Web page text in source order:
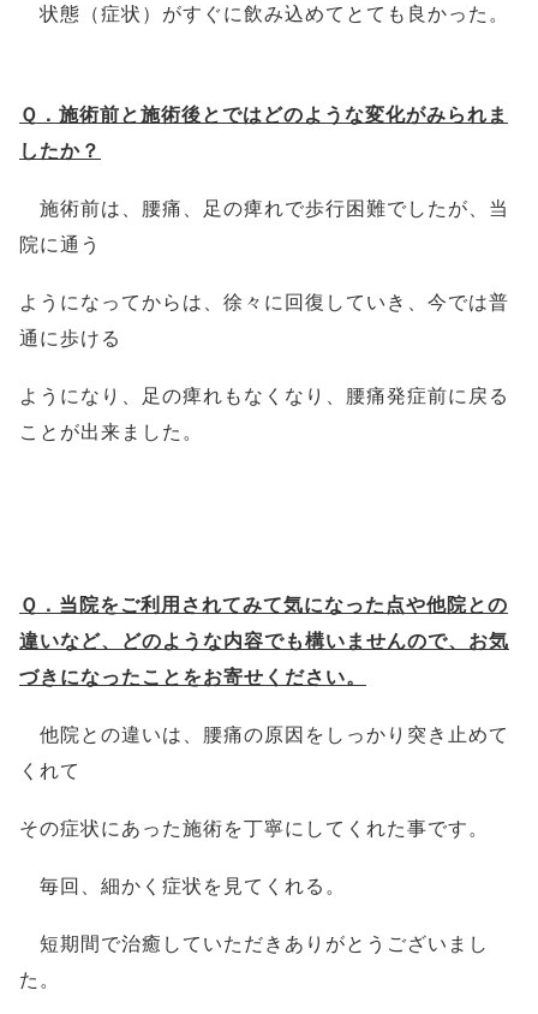
状態（症状）がすぐに飲み込めてとても良かった。
Ｑ．施術前と施術後とではどのような変化がみられま
したか？
施術前は、腰痛、足の痺れで歩行困難でしたが、当
院に通う
ようになってからは、 徐々に回復していき、今では普
通に歩ける
ようになり、
足の痺れもなくなり、腰痛発症前に戻る
ことが出来ました。
Ｑ．当院をご利用されてみて気になった点や他院との
違いなど、どのような内容でも構いませんので、お気
づきになったことをお寄せください。
他院との違いは、腰痛の原因を しっかり突き止めて
くれて
その症状にあった施術を丁寧にしてくれた事です。
毎回、細かく症状を見てくれる。
短期間で治癒していただきありがとうございまし
た。